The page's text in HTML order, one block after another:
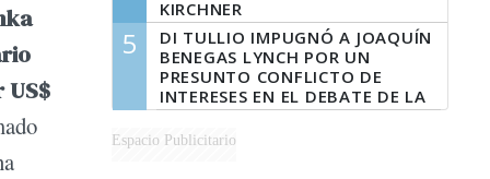
KIRCHNER
5
DI TULLIO IMPUGNÓ A JOAQUÍN
BENEGAS LYNCH POR UN
PRESUNTO CONFLICTO DE
INTERESES EN EL DEBATE DE LA
LEY DE TIERRAS
Espacio Publicitario